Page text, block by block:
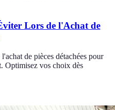
Lors de l'Achat de
de pièces détachées pour
Optimisez vos choix dès